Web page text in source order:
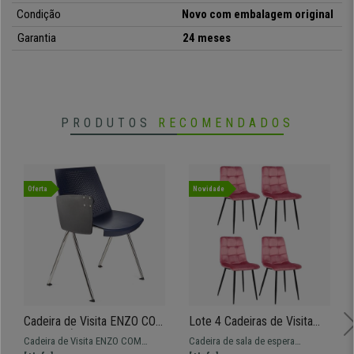
Estrutura metálica muito resistente
Fabrico de qualidade
Condição
Novo com embalagem original
Garantia
24 meses
PRODUTOS RECOMENDADOS
Oferta
Cadeira de Visita ENZO COM
PALMATÓRIA, Confortável e
Cadeira de Visita ENZO COM
Novidade
Lote 4 Cadeiras de Visita
ARDILES, Estructura
Cadeira de sala de espera